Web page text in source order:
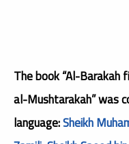
The book “Al-Barakah
al-Mushtarakah” was
language:Sheikh